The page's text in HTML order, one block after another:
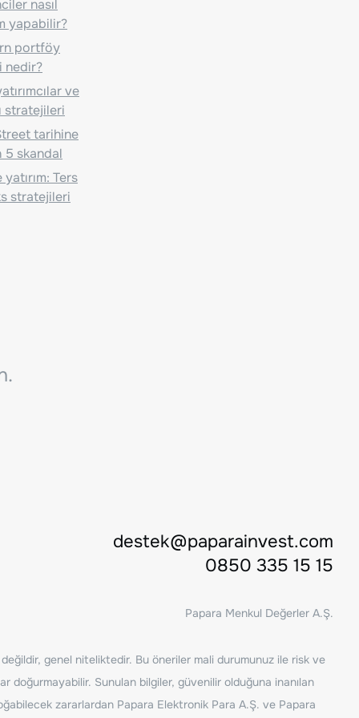
nasıl
yapabilir?
portföy
nedir?
ve
stratejileri
tarihine
5 skandal
Ters
stratejileri
destek@paparainvest.com
0850 335 15 15
Papara Menkul Değerler A.Ş.
değildir, genel niteliktedir. Bu öneriler mali durumunuz ile risk ve
doğurmayabilir. Sunulan bilgiler, güvenilir olduğuna inanılan
zararlardan Papara Elektronik Para A.Ş. ve Papara